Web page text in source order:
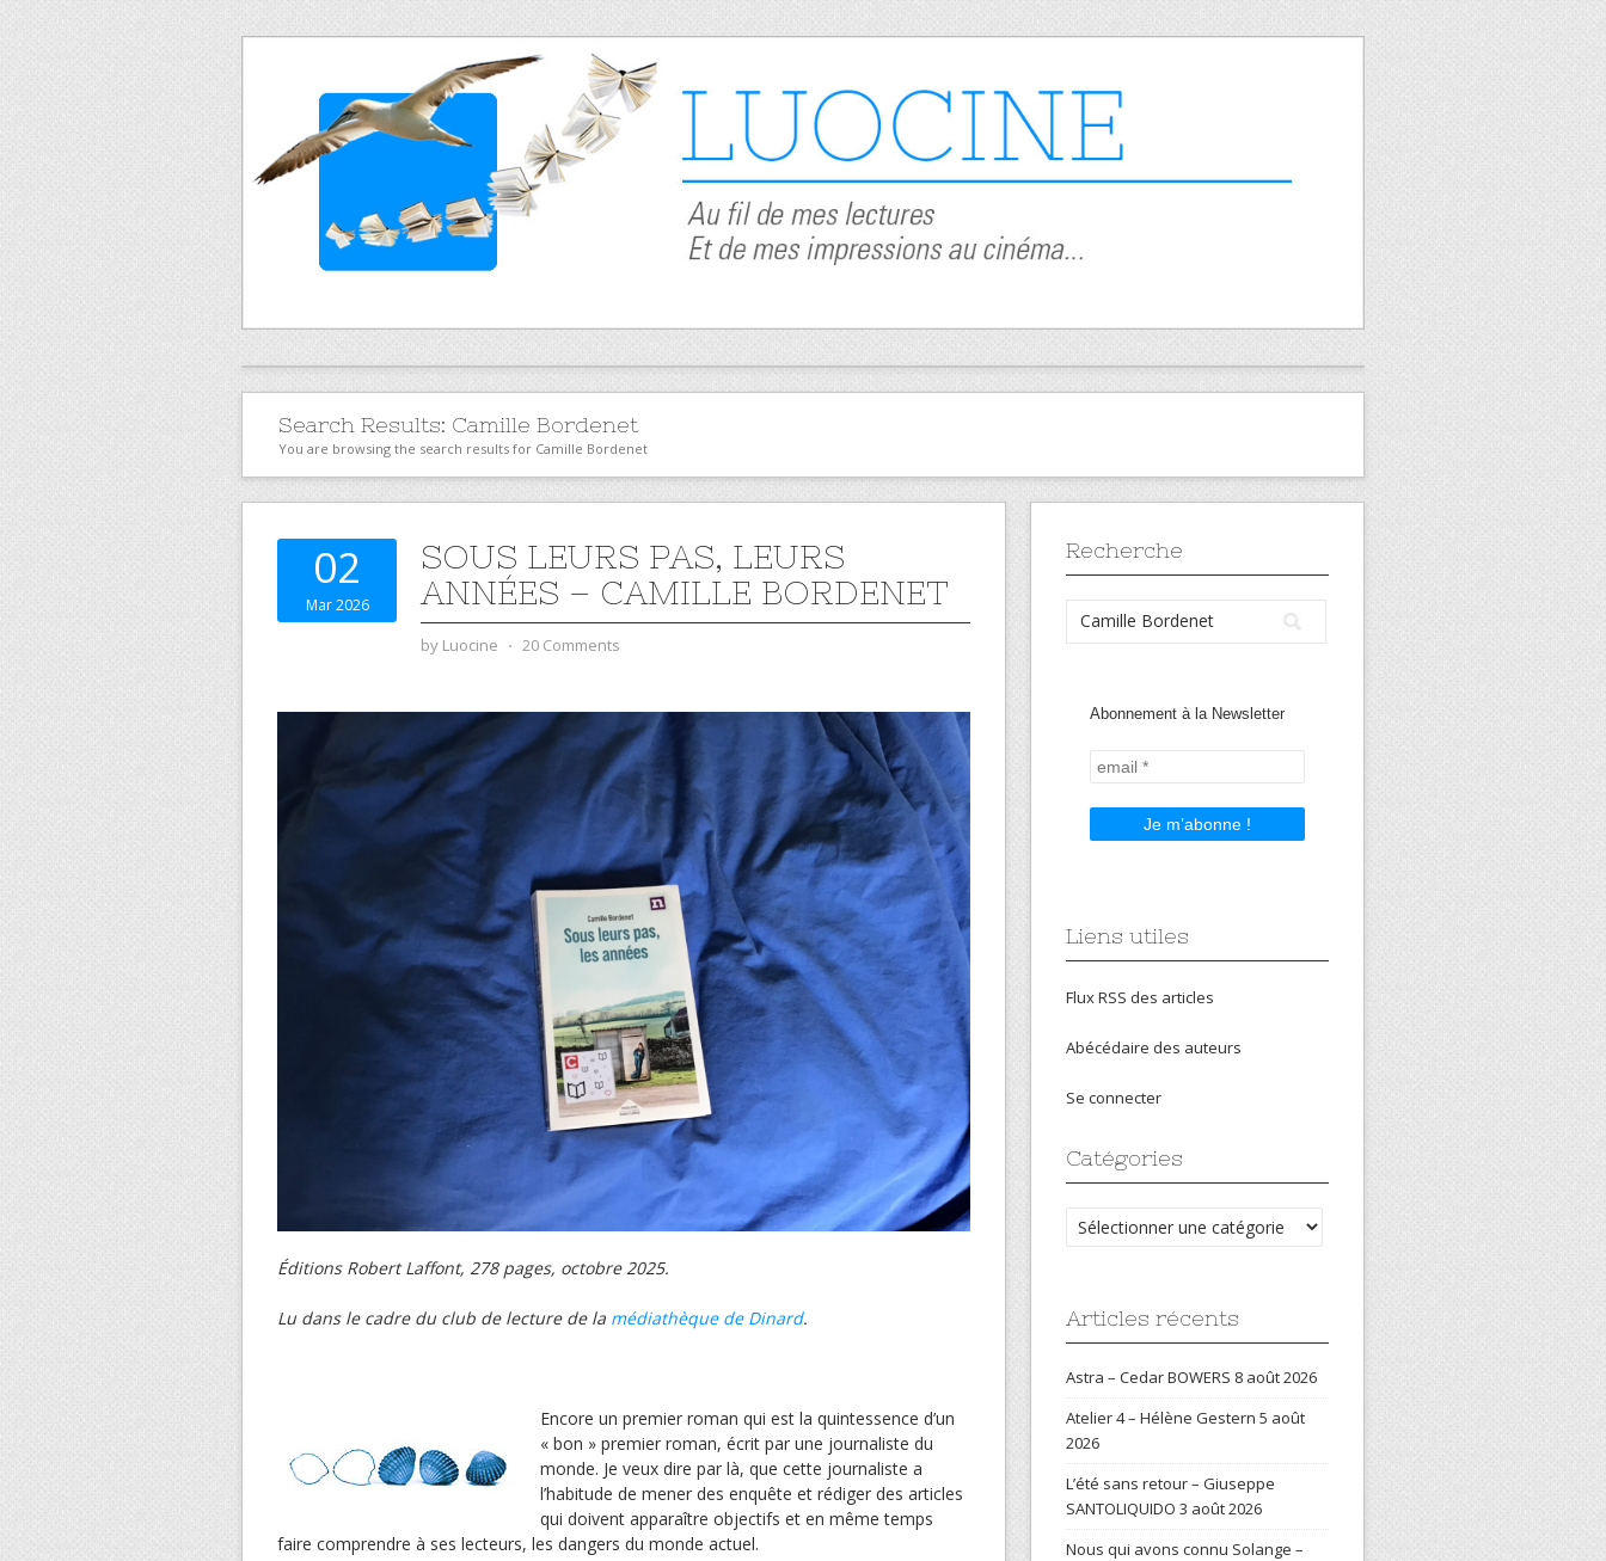
Search Results: Camille Bordenet
You are browsing the search results for Camille Bordenet
02
Mar 2026
SOUS LEURS PAS, LEURS
ANNÉES – CAMILLE BORDENET
by Luocine ⋅ 20 Comments
Éditions Robert Laffont, 278 pages, octobre 2025.
Lu dans le cadre du club de lecture de la médiathèque de Dinard.
Encore un premier roman qui est la quintessence d’un
« bon » premier roman, écrit par une journaliste du
monde. Je veux dire par là, que cette journaliste a
l’habitude de mener des enquête et rédiger des articles
qui doivent apparaître objectifs et en même temps
faire comprendre à ses lecteurs, les dangers du monde actuel.
Recherche
Abonnement à la Newsletter
Liens utiles
Flux RSS des articles
Abécédaire des auteurs
Se connecter
Catégories
Catégories
Articles récents
Astra – Cedar BOWERS 8 août 2026
Atelier 4 – Hélène Gestern 5 août
2026
L’été sans retour – Giuseppe
SANTOLIQUIDO 3 août 2026
Nous qui avons connu Solange –